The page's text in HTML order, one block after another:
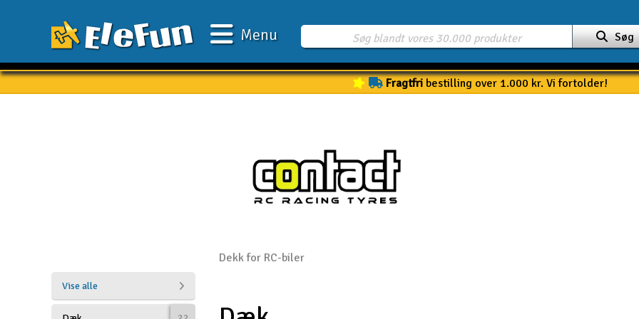
Både
Søg
Menu
Fragtfribestilling over 1.000 kr. Vi fortolder!
Dekk for RC-biler
Vise alle